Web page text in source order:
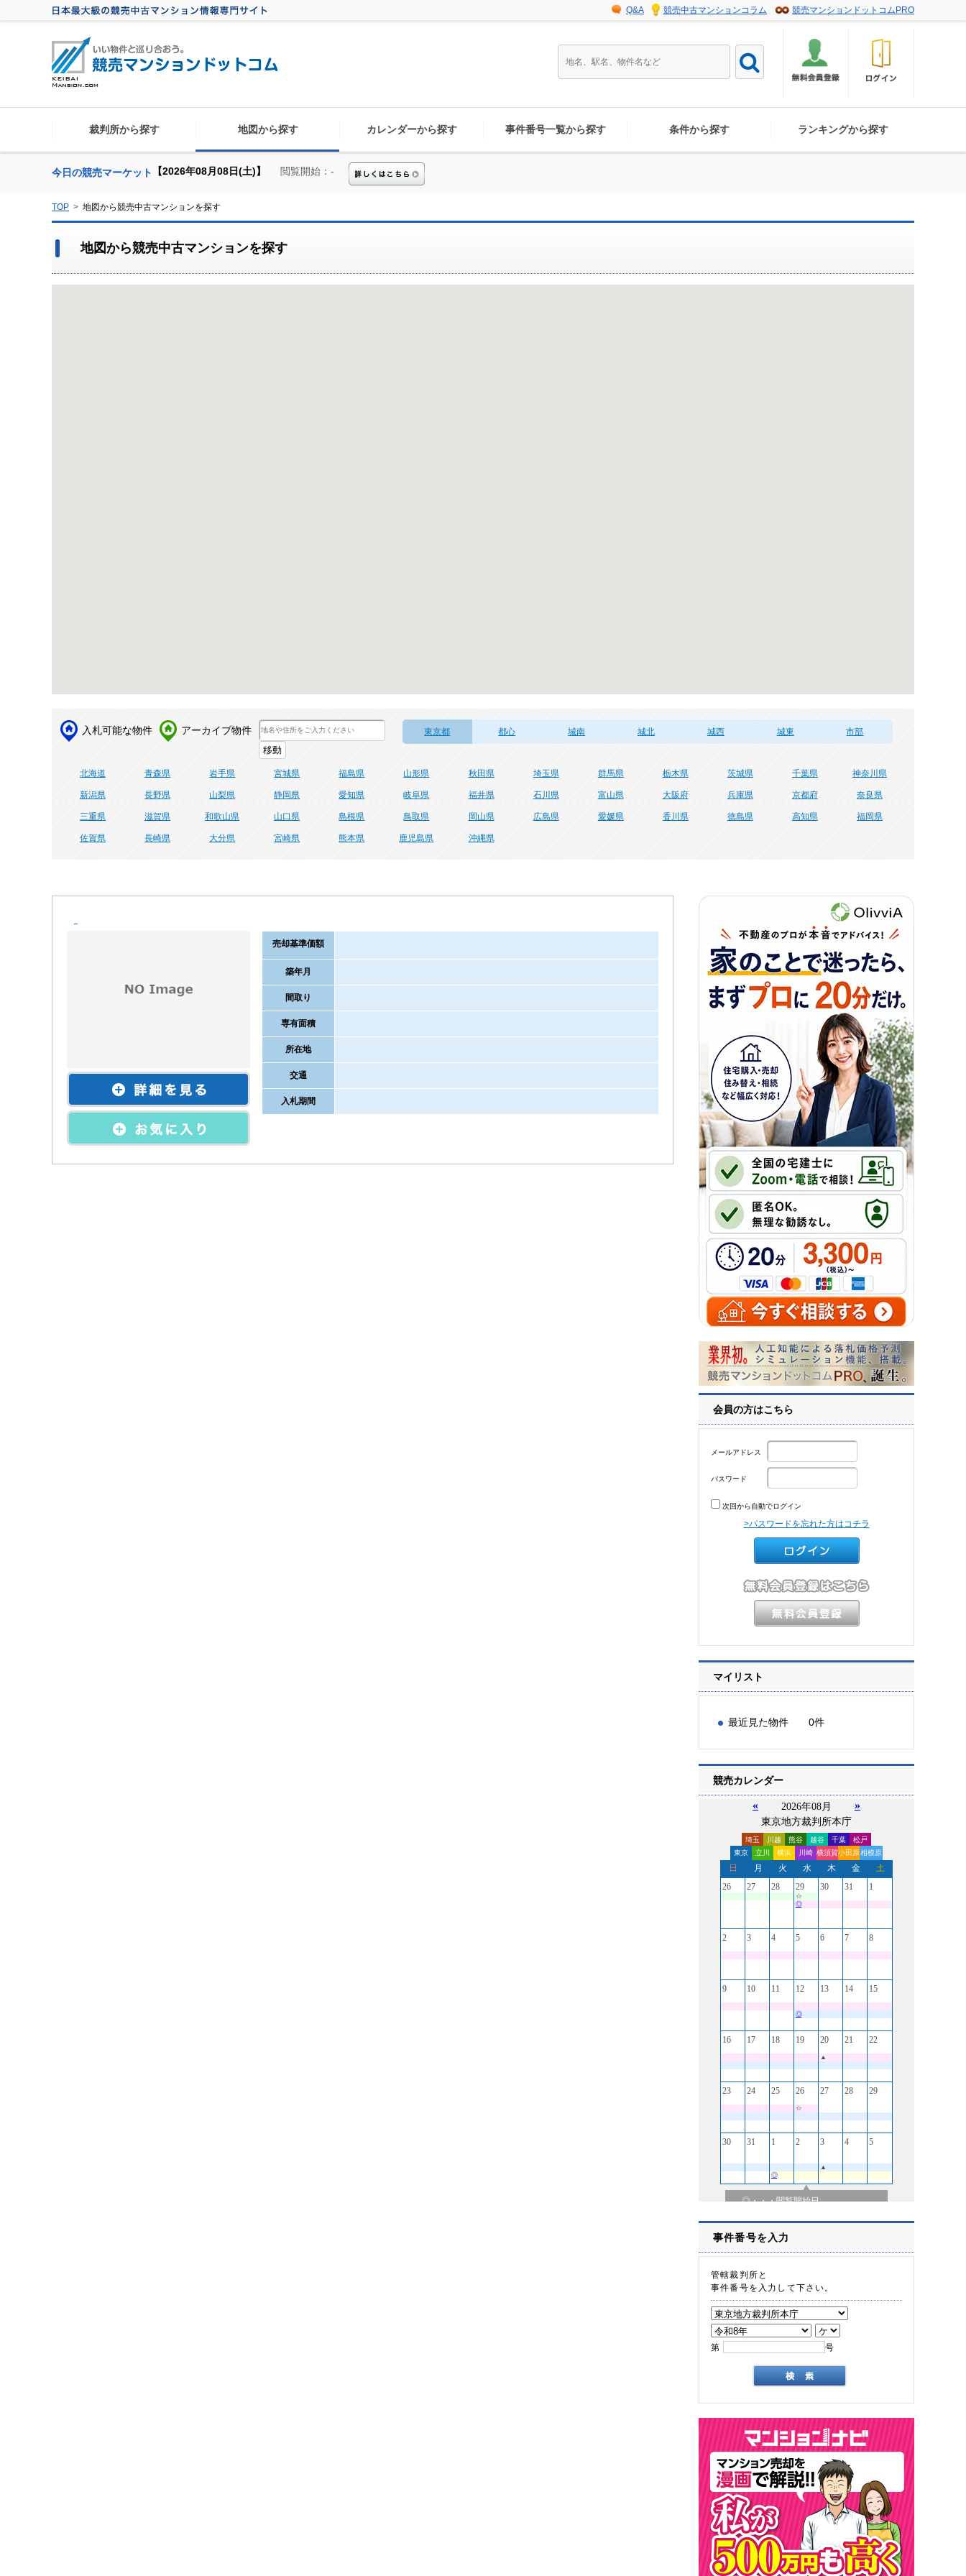
競売マンションドットコムPRO
競売中古マンションコラム
Q&A
裁判所から探す 地図から探す カレンダーから探す 事件番号一覧から探す 条件から探す ランキングから探す
今日の競売マーケット 【2026年08月08日(土)】 閲覧開始：-
TOP 地図から競売中古マンションを探す
地図から競売中古マンションを探す
入札可能な物件 アーカイブ物件 東京都 都心 城南 城北 城西 城東 市部
北海道 青森県 岩手県 宮城県 福島県 山形県 秋田県 埼玉県 群馬県 栃木県 茨城県 千葉県 神奈川県
新潟県 長野県 山梨県 静岡県 愛知県 岐阜県 福井県 石川県 富山県 大阪府 兵庫県 京都府 奈良県
三重県 滋賀県 和歌山県 山口県 島根県 鳥取県 岡山県 広島県 愛媛県 香川県 徳島県 高知県 福岡県
佐賀県 長崎県 大分県 宮崎県 熊本県 鹿児島県 沖縄県
売却基準価額
築年月
間取り
専有面積
所在地
交通
入札期間
会員の方はこちら
メールアドレス
パスワード
次回から自動でログイン
>パスワードを忘れた方はコチラ
マイリスト
最近見た物件 0件
競売カレンダー
事件番号を入力
管轄裁判所と
事件番号を入力して下さい。
第 号